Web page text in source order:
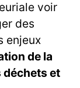
voir
des
enjeux
de la
déchets et